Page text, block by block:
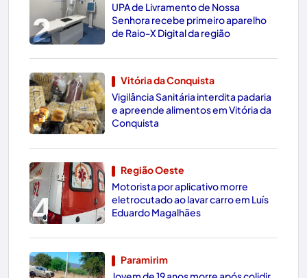
2
UPA de Livramento de Nossa
Senhora recebe primeiro aparelho
de Raio-X Digital da região
3
Vitória da Conquista
Vigilância Sanitária interdita padaria
e apreende alimentos em Vitória da
Conquista
4
Região Oeste
Motorista por aplicativo morre
eletrocutado ao lavar carro em Luís
Eduardo Magalhães
Paramirim